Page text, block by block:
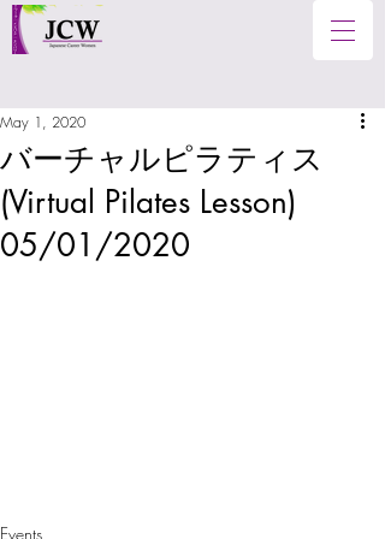
バーチャルピラティス
(Virtual Pilates Lesson)
05/01/2020
May 1, 2020
Events